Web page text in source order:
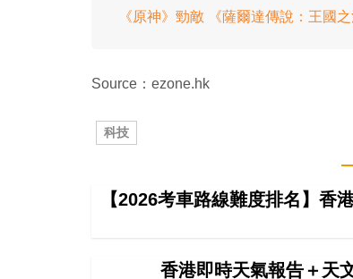
《原神》勁敵 《薩爾達傳說：王國
Source：ezone.hk
科技
【2026考車路線難度排名】香
香港即時天氣報告＋天